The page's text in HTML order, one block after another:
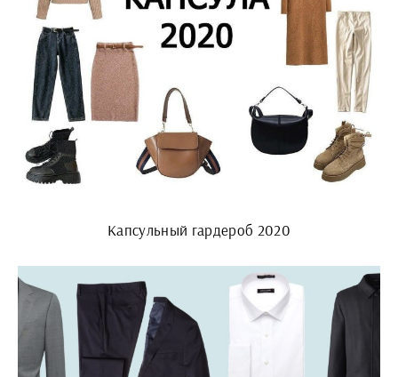
Капсульный гардероб 2020